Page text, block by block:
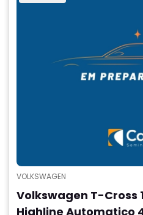
VOLKSWAGEN
Volkswagen T-Cross
Highline Automatico